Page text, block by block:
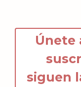
Únete
siguen